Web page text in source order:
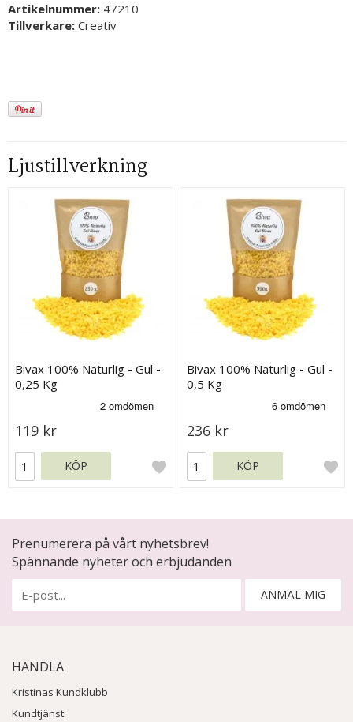
Artikelnummer: 47210
Tillverkare: Creativ
Ljustillverkning
Bivax 100% Naturlig - Gul -
0,25 Kg
119 kr
KÖP
Bivax 100% Naturlig - Gul -
0,5 Kg
236 kr
KÖP
Prenumerera på vårt nyhetsbrev!
Spännande nyheter och erbjudanden
ANMÄL MIG
HANDLA
Kristinas Kundklubb
Kundtjänst